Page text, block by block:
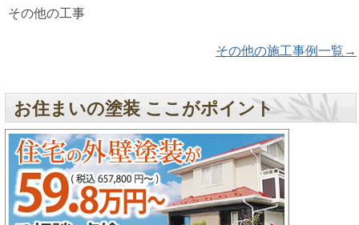
その他の工事
その他の施工事例一覧→
お住まいの塗装 ここがポイント